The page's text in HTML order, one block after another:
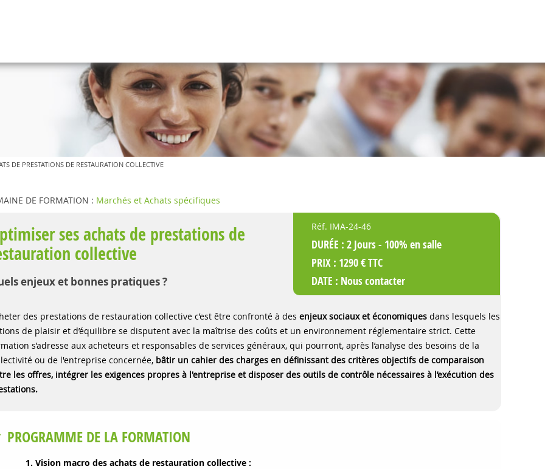
DE PRESTATIONS DE RESTAURATION COLLECTIVE
DE FORMATION : Marchés et Achats spécifiques
ses achats de prestations de
collective
enjeux et bonnes pratiques ?
Réf. IMA-24-46
DURÉE : 2 Jours - 100% en salle
PRIX : 1290 € TTC
DATE : Nous contacter
des prestations de restauration collective c’est être confronté à des enjeux sociaux et économiques dans lesquels les
de plaisir et d’équilibre se disputent avec la maîtrise des coûts et un environnement réglementaire strict. Cette
s’adresse aux acheteurs et responsables de services généraux, qui pourront, après l’analyse des besoins de la
ou de l'entreprise concernée, bâtir un cahier des charges en définissant des critères objectifs de comparaison
les offres, intégrer les exigences propres à l'entreprise et disposer des outils de contrôle nécessaires à l’exécution des
PROGRAMME DE LA FORMATION
1. Vision macro des achats de restauration collective :